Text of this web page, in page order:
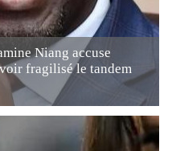
Niang accuse
fragilisé le tandem